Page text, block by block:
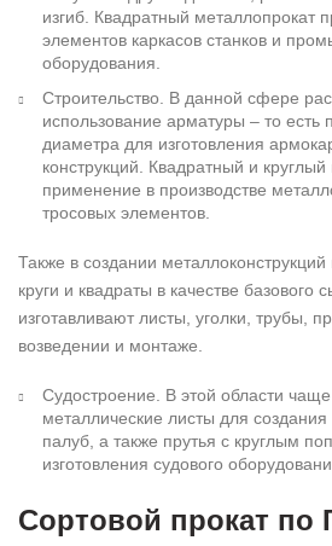
изгиб. Квадратный металлопрокат
элементов каркасов станков и
оборудования.
Строительство. В данной сфере
использование арматуры – то есть
диаметра для изготовления
конструкций. Квадратный и
применение в производстве
тросовых элементов.
Также в создании
круги и квадраты в качестве базового
изготавливают листы, уголки, трубы,
возведении и монтаже.
Судостроение. В этой области
металлические листы для создания
палуб, а также прутья с круглым
изготовления судового
Сортовой прокат по